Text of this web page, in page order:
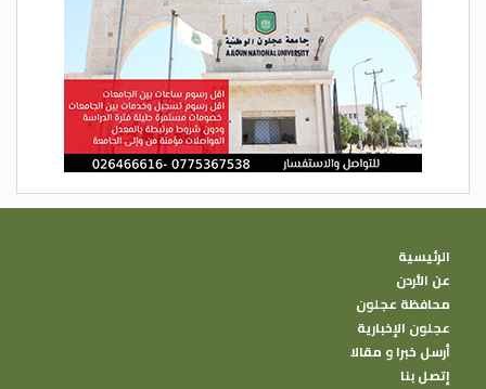
الرئيسية
عن الأردن
محافظة عجلون
عجلون الإخبارية
أرسل خبرا و مقالا
إتصل بنا